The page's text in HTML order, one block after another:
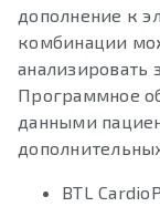
дополнение к
комбинации
анализировать
Программное
данными
BTL